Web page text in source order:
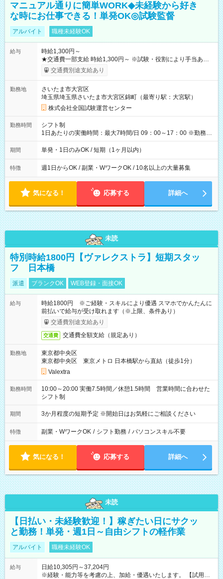
マニュアル通りに簡単WORK◆未経験から好き
な時にお仕事できる！単発OK◎試験監督
アルバイト 職種未経験OK
給与
時給1,300円～
★交通費一部支給 時給1,300円～ ※試験・役割により手当あり
※勤務回数により昇給あり 【即給（前払い）オプションあ
り！】 希望される場合、勤務から1週間ほどで給与の一部を受け
例】 ・河合塾模擬試験 8:30～17:30（休憩1時間） 時給1,300円
×8時間＝日収10,400円＋交通費 ※当日の役割により時給＋100
円の場合あり ・国家試験 7:00～13:30（休憩なし） 時給1,300
円（役割手当＋100円）×6時間＝日収8,400円＋交通費 【試用期
間】試用期間なし
交通費別途支給あり
勤務地
さいたま市大宮区
埼玉県埼玉県さいたま市大宮区錦町（最寄り駅：大宮駅）
株式会社全国試験運営センター
勤務時間
シフト制
1日あたりの実働時間：最大7時間/日 09：00～17：00 ※勤務時
間は 試験により異なります。
期間 単発・1日のみOK / 短期（1ヶ月以内）
特徴 週1日からOK / 副業・WワークOK / 10名以上の大量募集
気になる！ 応募する 詳細へ
未読
特別時給1800円【ヴァレクストラ】短期スタッ
フ 日本橋
派遣 ブランクOK WEB登録・面接OK
給与
時給1800円 ※ご経験・スキルにより優遇 スマホでかんたんに
前払いで給与が受け取れます（※上限、条件あり）
交通費別途支給あり
交通費 交通費全額支給（規定あり）
勤務地
東京都中央区
東京都中央区 東京メトロ 日本橋駅から直結（徒歩1分）
Valextra
勤務時間
10:00～20:00 実働7.5時間／休憩1.5時間 営業時間に合わせた
シフト制
期間 3か月程度の短期予定 ※開始日はお気軽にご相談ください
特徴 副業・WワークOK / シフト勤務 / パソコンスキル不要
気になる！ 応募する 詳細へ
未読
【日払い・未経験歓迎！】稼ぎたい日にサクッ
と勤務！単発・週1日～自由シフトの軽作業
アルバイト 職種未経験OK
給与
日給10,305円～37,204円
※経験・能力等を考慮の上、加給・優遇いたします。 【試用期